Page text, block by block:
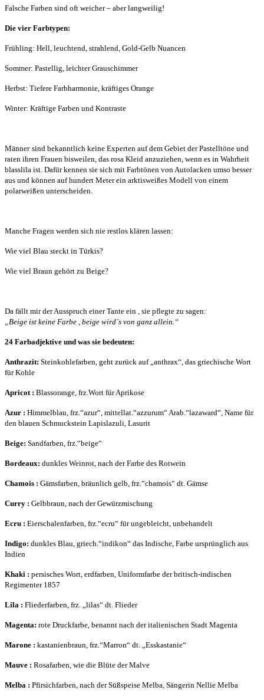
Falsche Farben sind oft weicher – aber langweilig!
Die vier Farbtypen:
Frühling: Hell, leuchtend, strahlend, Gold-Gelb Nuancen
Sommer: Pastellig, leichter Grauschimmer
Herbst: Tiefere Farbharmonie, kräftiges Orange
Winter: Kräftige Farben und Kontraste
Männer sind bekanntlich keine Experten auf dem Gebiet der Pastelltöne und
raten ihren Frauen bisweilen, das rosa Kleid anzuziehen, wenn es in Wahrheit
blasslila ist. Dafür kennen sie sich mit Farbtönen von Autolacken umso besser
aus und können auf hundert Meter ein arktisweißes Modell von einem
polarweißen unterscheiden.
Manche Fragen werden sich nie restlos klären lassen:
Wie viel Blau steckt in Türkis?
Wie viel Braun gehört zu Beige?
Da fällt mir der Ausspruch einer Tante ein , sie pflegte zu sagen:
„Beige ist keine Farbe , beige wird´s von ganz allein.“
24 Farbadjektive und was sie bedeuten:
Anthrazit: Steinkohlefarben, geht zurück auf „anthrax“, das griechische Wort
für Kohle
Apricot : Blassorange, frz.Wort für Aprikose
Azur : Himmelblau, frz.“azur“, mittellat.“azzurum“ Arab.“lazaward“, Name für
den blauen Schmuckstein Lapislazuli, Lasurit
Beige: Sandfarben, frz.“beige“
Bordeaux: dunkles Weinrot, nach der Farbe des Rotwein
Chamois : Gämsfarben, bräunlich gelb, frz.“chamois“ dt. Gämse
Curry : Gelbbraun, nach der Gewürzmischung
Ecru : Eierschalenfarben, frz.“ecru“ für ungebleicht, unbehandelt
Indigo: dunkles Blau, griech.“indikon“ das Indische, Farbe ursprünglich aus
Indien
Khaki : persisches Wort, erdfarben, Uniformfarbe der britisch-indischen
Regimenter 1857
Lila : Fliederfarben, frz. „lilas“ dt. Flieder
Magenta: rote Druckfarbe, benannt nach der italienischen Stadt Magenta
Marone : kastanienbraun, frz.“Marron“ dt. „Esskastanie“
Mauve : Rosafarben, wie die Blüte der Malve
Melba : Pfirsichfarben, nach der Süßspeise Melba, Sängerin Nellie Melba